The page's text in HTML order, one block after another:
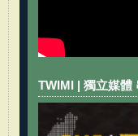
TWIMI | 獨立媒體